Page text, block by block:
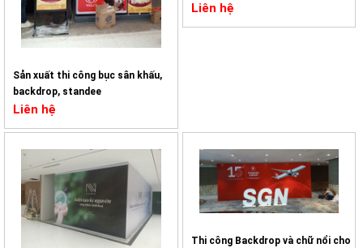
Sản xuất thi công bục sân khấu,
backdrop, standee
Liên hệ
Liên hệ
Thi công Backdrop và chữ nổi cho